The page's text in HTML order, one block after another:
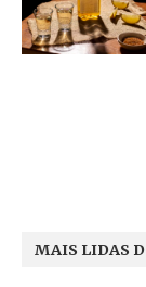
MAIS LIDAS